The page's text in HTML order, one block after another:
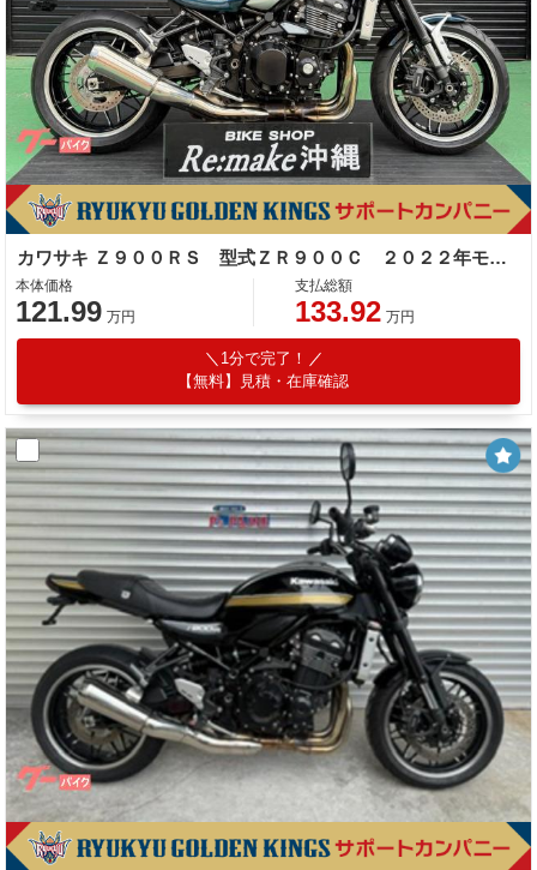
カワサキ Ｚ９００ＲＳ 型式ＺＲ９００Ｃ ２０２２年モデル エンジンスライダー キャンディートーンブルー
本体価格
121.99 万円
支払総額
133.92 万円
1分で完了！
【無料】見積・在庫確認